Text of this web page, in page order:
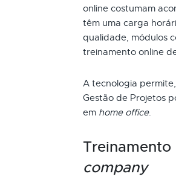
online costumam
têm uma carga
qualidade, módulos
treinamento online
A tecnologia
Gestão de Projetos
em home office.
Treinamento
company